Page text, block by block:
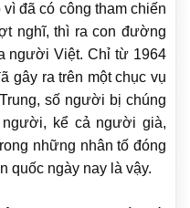
đã có công tham chiến
nghĩ, thì ra con đường
người Việt. Chỉ từ 1964
gây ra trên một chục vụ
số người bị chúng
kể cả người già,
những nhân tố đóng
quốc ngày nay là vậy.